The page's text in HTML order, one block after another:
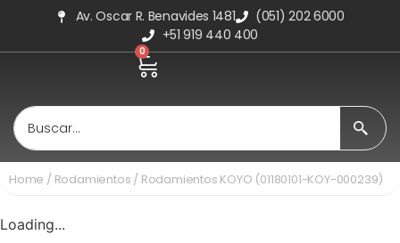
Av. Oscar R. Benavides 1481
(051) 202 6000
+51 919 440 400
0
Home / Rodamientos / Rodamientos KOYO (01180101-KOY-000239)
Loading...